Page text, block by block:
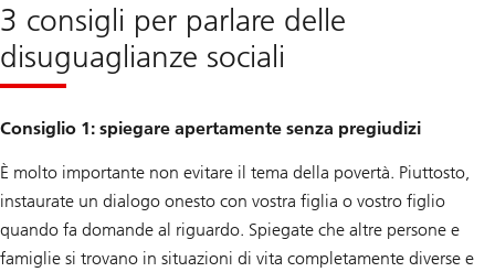
3 consigli per parlare delle
disuguaglianze sociali
Consiglio 1: spiegare apertamente senza pregiudizi
È molto importante non evitare il tema della povertà. Piuttosto,
instaurate un dialogo onesto con vostra figlia o vostro figlio
quando fa domande al riguardo. Spiegate che altre persone e
famiglie si trovano in situazioni di vita completamente diverse e